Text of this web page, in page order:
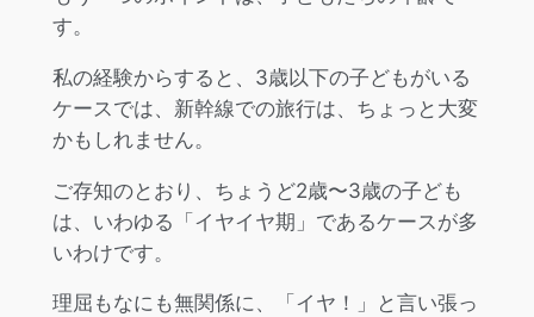
す。
私の経験からすると、3歳以下の子どもがいる
ケースでは、新幹線での旅行は、ちょっと大変
かもしれません。
ご存知のとおり、ちょうど2歳〜3歳の子ども
は、いわゆる「イヤイヤ期」であるケースが多
いわけです。
理屈もなにも無関係に、「イヤ！」と言い張っ